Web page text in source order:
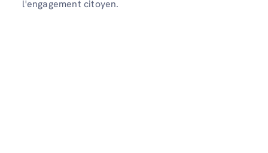
l'engagement citoyen.